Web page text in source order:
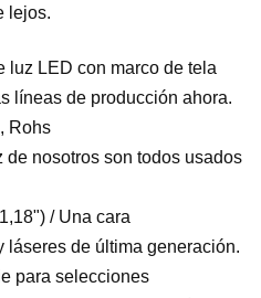
lejos.
luz LED con marco de tela
líneas de producción ahora.
Rohs
nosotros son todos usados
/ Una cara
láseres de última generación.
para selecciones